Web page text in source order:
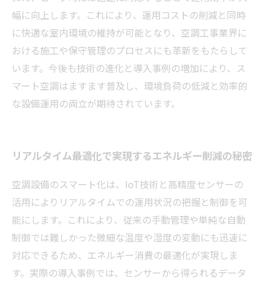
幅に向上します。これにより、運用コストの削減と同時
に快適な室内環境の維持が可能となり、空調工事業界に
おける施工や保守管理のプロセスにも革新をもたらして
います。今後も技術の進化と導入事例の増加により、ス
マート空調はますます普及し、環境負荷の低減と効率的
な設備運用の両立が期待されています。
リアルタイム最適化で実現するエネルギー削減の秘密
空調設備のスマート化は、IoT技術と高精度センサーの
活用によりリアルタイムでの運用状況の把握と制御を可
能にします。これにより、従来の手動管理や単純な自動
制御では難しかった微細な温度や湿度の変動にも迅速に
対応できるため、エネルギー消費の最適化が実現しま
す。実際の導入事例では、センサーから得られるデータ